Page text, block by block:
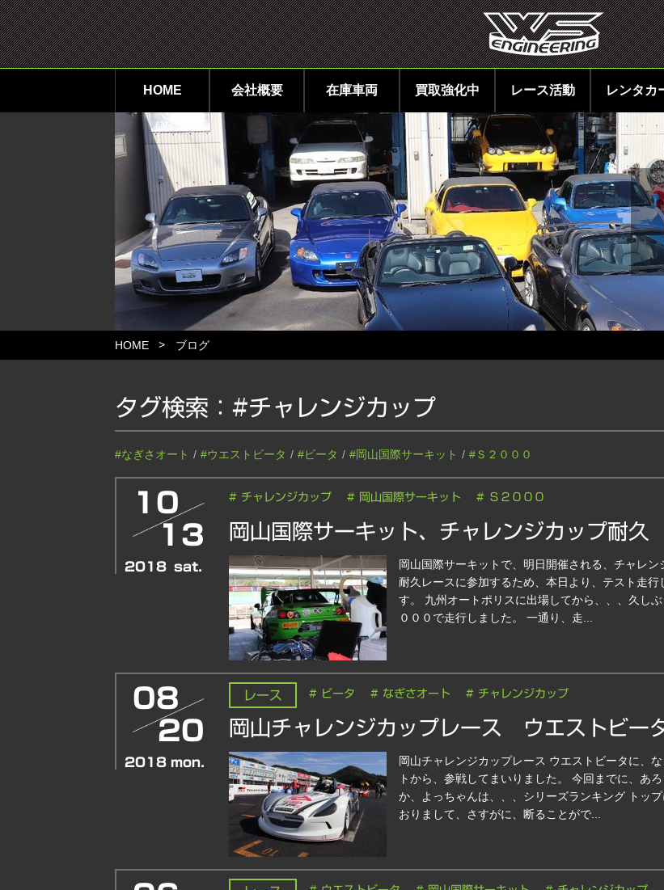
HOME 会社概要 在庫車両 買取強化中 レース活動 レンタカ
HOME ブログ
タグ検索： #チャレンジカップ
#なぎさオート #ウエストビータ #ビータ #岡山国際サーキット #Ｓ２０００
10
13
2018 sat.
# チャレンジカップ # 岡山国際サーキット # Ｓ２０００
岡山国際サーキット、チャレンジカップ耐久
岡山国際サーキットで、明日開催される、チャレン
耐久レースに参加するため、本日より、テスト走行
す。 九州オートポリスに出場してから、、、久しぶ
０００で走行しました。 一通り、走...
08
20
2018 mon.
レース # ビータ # なぎさオート # チャレンジカップ
岡山チャレンジカップレース ウエストビー
岡山チャレンジカップレース ウエストビータに、
トから、参戦してまいりました。 今回までに、あろ
か、よっちゃんは、、、シリーズランキング トッ
おりまして、さすがに、断ることがで...